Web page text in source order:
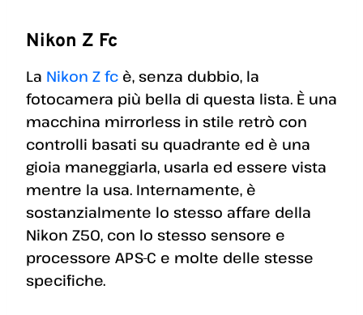
Nikon Z Fc
La Nikon Z fc è, senza dubbio, la
fotocamera più bella di questa lista. È una
macchina mirrorless in stile retrò con
controlli basati su quadrante ed è una
gioia maneggiarla, usarla ed essere vista
mentre la usa. Internamente, è
sostanzialmente lo stesso affare della
Nikon Z50, con lo stesso sensore e
processore APS-C e molte delle stesse
specifiche.